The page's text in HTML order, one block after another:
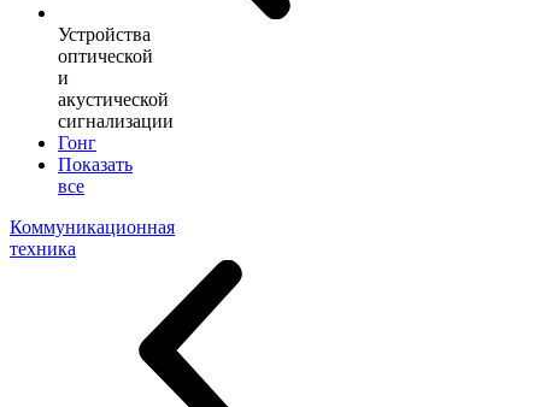
Устройства
оптической
и
акустической
сигнализации
Гонг
Показать
все
Коммуникационная
техника